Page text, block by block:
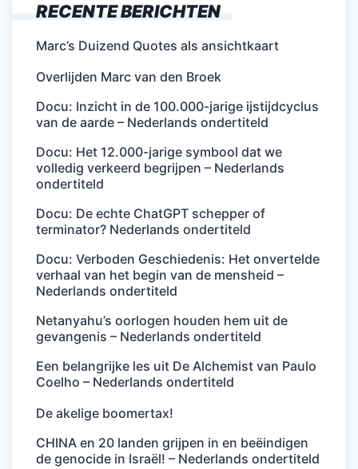
RECENTE BERICHTEN
Marc’s Duizend Quotes als ansichtkaart
Overlijden Marc van den Broek
Docu: Inzicht in de 100.000-jarige ijstijdcyclus
van de aarde – Nederlands ondertiteld
Docu: Het 12.000-jarige symbool dat we
volledig verkeerd begrijpen – Nederlands
ondertiteld
Docu: De echte ChatGPT schepper of
terminator? Nederlands ondertiteld
Docu: Verboden Geschiedenis: Het onvertelde
verhaal van het begin van de mensheid –
Nederlands ondertiteld
Netanyahu’s oorlogen houden hem uit de
gevangenis – Nederlands ondertiteld
Een belangrijke les uit De Alchemist van Paulo
Coelho – Nederlands ondertiteld
De akelige boomertax!
CHINA en 20 landen grijpen in en beëindigen
de genocide in Israël! – Nederlands ondertiteld